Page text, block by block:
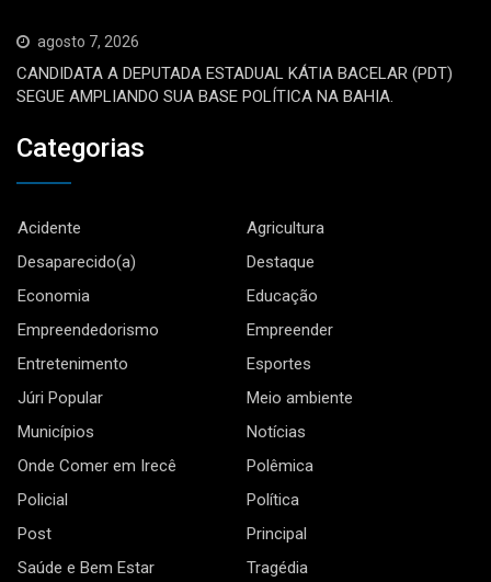
agosto 7, 2026
CANDIDATA A DEPUTADA ESTADUAL KÁTIA BACELAR (PDT)
SEGUE AMPLIANDO SUA BASE POLÍTICA NA BAHIA.
Categorias
Acidente
Agricultura
Desaparecido(a)
Destaque
Economia
Educação
Empreendedorismo
Empreender
Entretenimento
Esportes
Júri Popular
Meio ambiente
Municípios
Notícias
Onde Comer em Irecê
Polêmica
Policial
Política
Post
Principal
Saúde e Bem Estar
Tragédia